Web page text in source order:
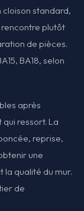
cloison standard,
rencontre plutôt
de pièces.
BA18, selon
après
ressort. La
reprise,
une
la qualité du mur.
de